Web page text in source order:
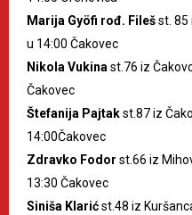
Marija Gyöfi rođ. Filešst. 85
u 14:00 Čakovec
Nikola Vukina st.76 iz
Čakovec
Štefanija Pajtakst.87 iz
14:00Čakovec
Zdravko Fodor st.66 iz
13:30 Čakovec
Siniša Klarićst.48 iz